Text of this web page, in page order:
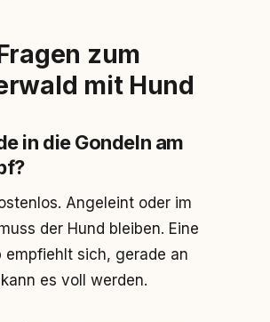
zum
mit Hund
in die Gondeln am
Angeleint oder im
der Hund bleiben. Eine
empfiehlt sich, gerade an
es voll werden.